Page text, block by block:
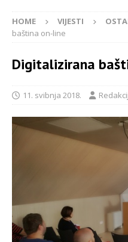
HOME VIJESTI
baština on-line
Digitalizirana
11. svibnja 2018.